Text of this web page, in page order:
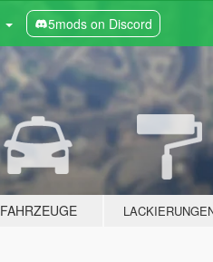
5mods on Discord
FAHRZEUGE